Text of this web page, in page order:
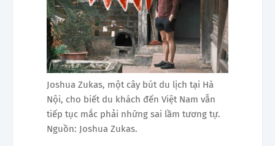
Joshua Zukas, một cây bút du lịch tại Hà
Nội, cho biết du khách đến Việt Nam vẫn
tiếp tục mắc phải những sai lầm tương tự.
Nguồn: Joshua Zukas.